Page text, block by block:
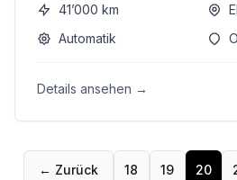
41’000 km
Automatik
Details ansehen →
← Zurück 18 19 20